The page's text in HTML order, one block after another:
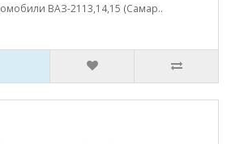
ВАЗ-2113,14,15 (Самар..